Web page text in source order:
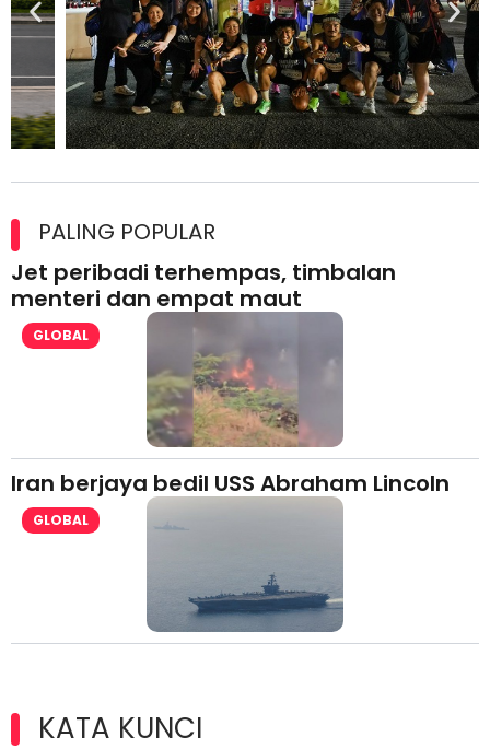
Melalui Kerjasama aminoVITAL® Bersama Pempengaruh Larian
Antarabangsa
PALING POPULAR
Jet peribadi terhempas, timbalan
menteri dan empat maut
GLOBAL
Iran berjaya bedil USS Abraham Lincoln
GLOBAL
KATA KUNCI